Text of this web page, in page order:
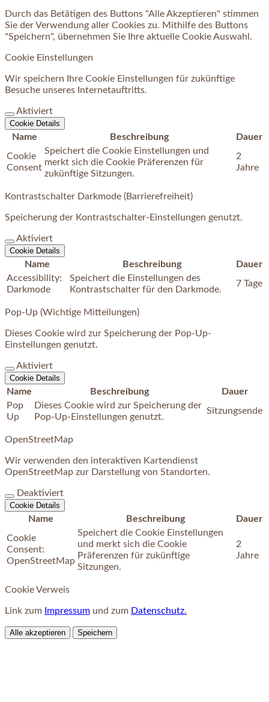
Durch das Betätigen des Buttons "Alle Akzeptieren" stimmen
Sie der Verwendung aller Cookies zu. Mithilfe des Buttons
"Speichern", übernehmen Sie Ihre aktuelle Cookie Auswahl.
Cookie Einstellungen
Wir speichern Ihre Cookie Einstellungen für zukünftige
Besuche unseres Internetauftritts.
Aktiviert
Cookie Details
Name Beschreibung
Dauer
Cookie
Consent
Speichert die Cookie Einstellungen und
merkt sich die Cookie Präferenzen für
zukünftige Sitzungen.
2
Jahre
Kontrastschalter Darkmode (Barrierefreiheit)
Speicherung der Kontrastschalter-Einstellungen genutzt.
Aktiviert
Cookie Details
Name Beschreibung
Dauer
Accessibility:
Darkmode
Speichert die Einstellungen des
Kontrastschalter für den Darkmode.
7 Tage
Pop-Up (Wichtige Mitteilungen)
Dieses Cookie wird zur Speicherung der Pop-Up-
Einstellungen genutzt.
Aktiviert
Cookie Details
Name Beschreibung
Dauer
Pop
Up
Dieses Cookie wird zur Speicherung der
Pop-Up-Einstellungen genutzt.
Sitzungsende
OpenStreetMap
Wir verwenden den interaktiven Kartendienst
OpenStreetMap zur Darstellung von Standorten.
Deaktiviert
Cookie Details
Name Beschreibung
Dauer
Cookie
Consent:
OpenStreetMap
Speichert die Cookie Einstellungen
und merkt sich die Cookie
Präferenzen für zukünftige
Sitzungen.
2
Jahre
Cookie Verweis
Link zum Impressum und zum Datenschutz.
Alle akzeptieren Speichern